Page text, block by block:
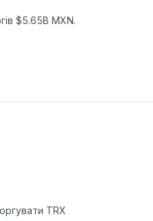
$5.65B MXN.
TRX